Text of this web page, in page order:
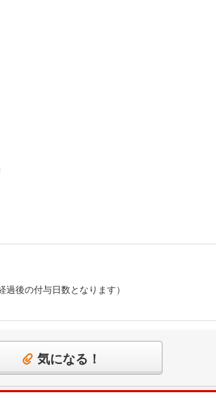
後の付与日数となります）
気になる！